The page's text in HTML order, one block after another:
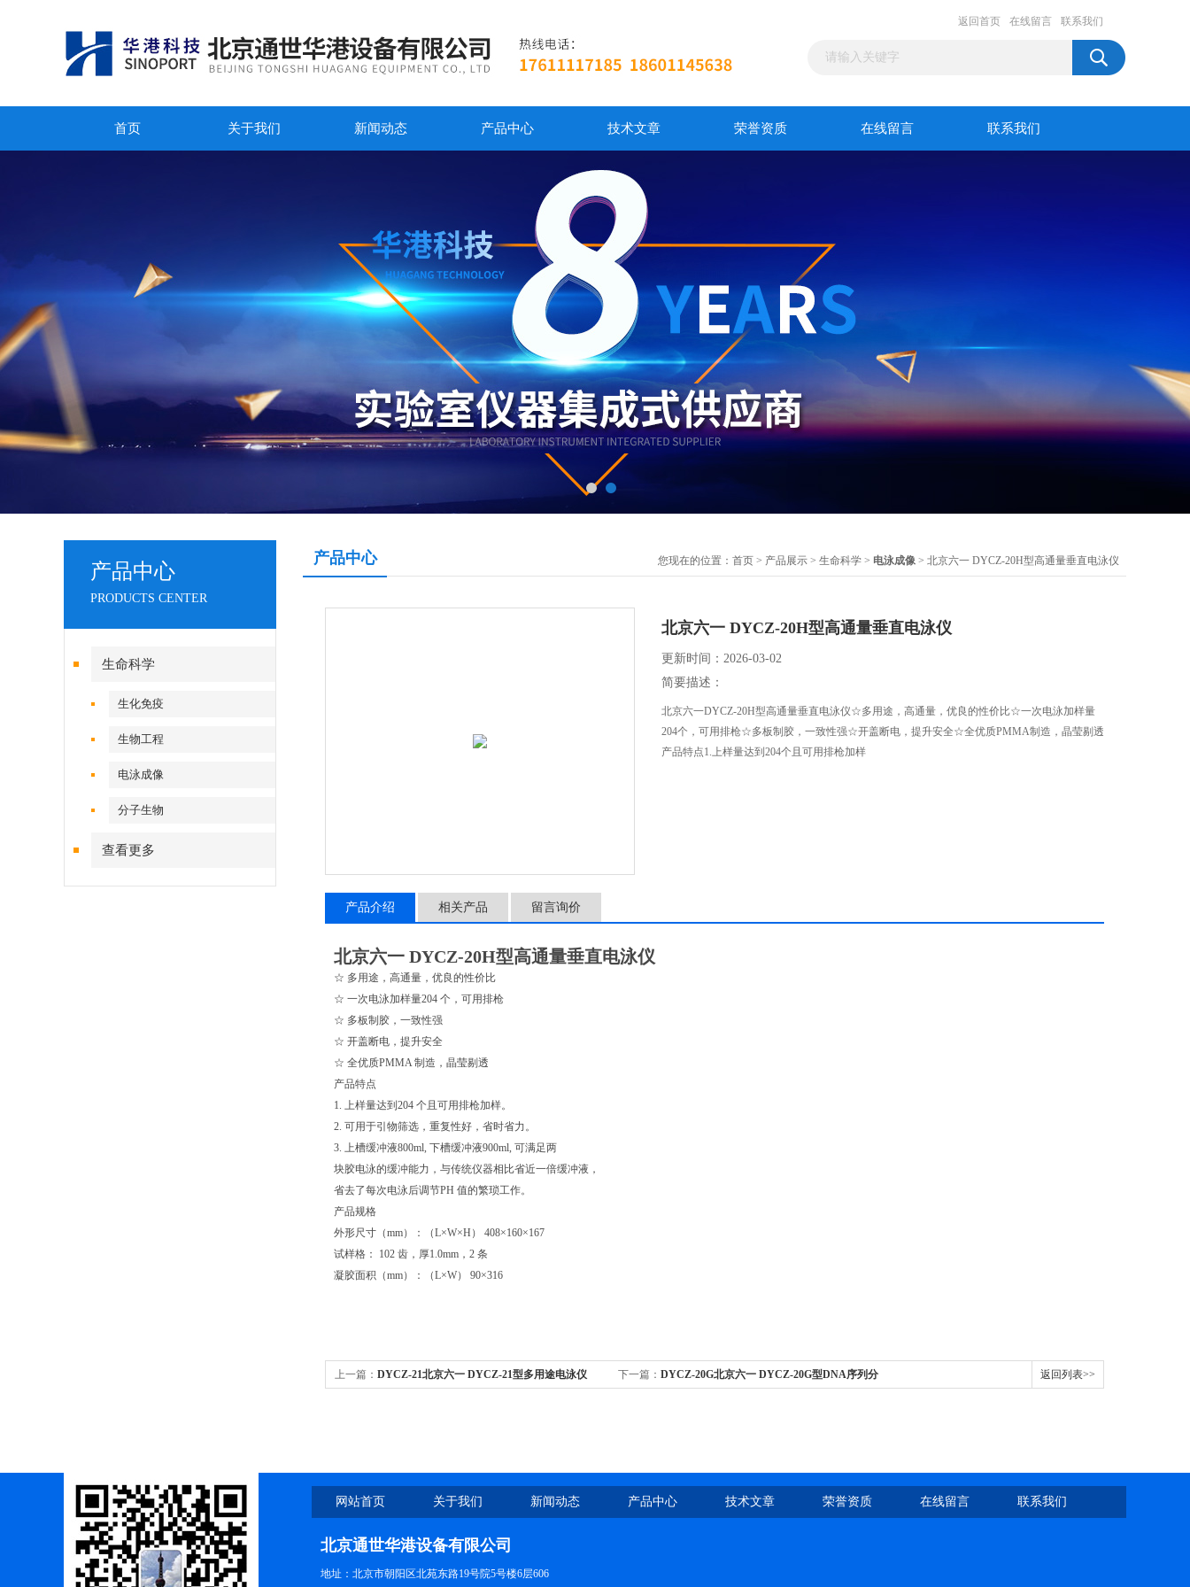
返回首页 在线留言 联系我们
首页 关于我们 新闻动态 产品中心 技术文章 荣誉资质 在线留言 联系我们
产品中心
PRODUCTS CENTER
生命科学
生化免疫
生物工程
电泳成像
分子生物
查看更多
产品中心 您现在的位置： 首页 > 产品展示 > 生命科学 > 电泳成像 > 北京六一 DYCZ-20H型高通量垂直电泳仪
北京六一 DYCZ-20H型高通量垂直电泳仪
更新时间：2026-03-02
简要描述：
北京六一DYCZ-20H型高通量垂直电泳仪☆多用途，高通量，优良的性价比☆一次电泳加样量
204个，可用排枪☆多板制胶，一致性强☆开盖断电，提升安全☆全优质PMMA制造，晶莹剔透
产品特点1.上样量达到204个且可用排枪加样
产品介绍 相关产品 留言询价
北京六一 DYCZ-20H型高通量垂直电泳仪
☆ 多用途，高通量，优良的性价比
☆ 一次电泳加样量204 个，可用排枪
☆ 多板制胶，一致性强
☆ 开盖断电，提升安全
☆ 全优质PMMA 制造，晶莹剔透
产品特点
1. 上样量达到204 个且可用排枪加样。
2. 可用于引物筛选，重复性好，省时省力。
3. 上槽缓冲液800ml, 下槽缓冲液900ml, 可满足两
块胶电泳的缓冲能力，与传统仪器相比省近一倍缓冲液，
省去了每次电泳后调节PH 值的繁琐工作。
产品规格
外形尺寸（mm）：（L×W×H） 408×160×167
试样格： 102 齿，厚1.0mm，2 条
凝胶面积（mm）：（L×W） 90×316
上一篇： DYCZ-21北京六一 DYCZ-21型多用途电泳仪 下一篇： DYCZ-20G北京六一 DYCZ-20G型DNA序列分 返回列表>>
网站首页 关于我们 新闻动态 产品中心 技术文章 荣誉资质 在线留言 联系我们
北京通世华港设备有限公司
地址：北京市朝阳区北苑东路19号院5号楼6层606